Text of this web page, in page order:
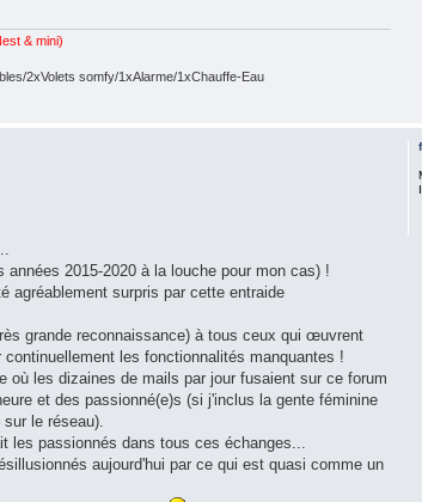
& mini)
2xVolets somfy/1xAlarme/1xChauffe-Eau
2015-2020 à la louche pour mon cas) !
agréablement surpris par cette entraide
grande reconnaissance) à tous ceux qui œuvrent
les fonctionnalités manquantes !
où les dizaines de mails par jour fusaient sur ce forum
et des passionné(e)s (si j'inclus la gente féminine
le réseau).
les passionnés dans tous ces échanges...
aujourd'hui par ce qui est quasi comme un